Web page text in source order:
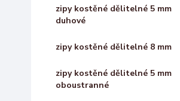
zipy kostěné dělitelné 5 mm
duhové
zipy kostěné dělitelné 8 mm
zipy kostěné dělitelné 5 mm
oboustranné